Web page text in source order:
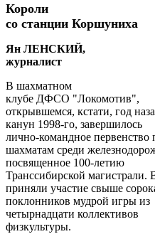
Короли
со станции Коршуниха
Ян ЛЕНСКИЙ,
журналист
В шахматном
клубе ДФСО "Локомотив",
открывшемся, кстати, год
канун 1998-го, завершилось
лично-командное первенство
шахматам среди
посвященное 100-летию
Транссибирской магистрали.
приняли участие свыше
поклонников мудрой игры из
четырнадцати коллективов
физкультуры.